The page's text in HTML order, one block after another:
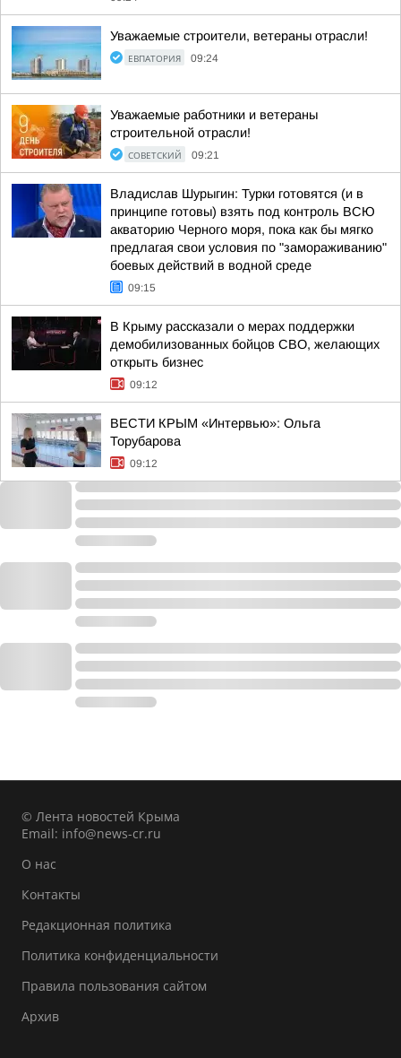
Уважаемые строители, ветераны отрасли!
ЕВПАТОРИЯ 09:24
Уважаемые работники и ветераны
строительной отрасли!
СОВЕТСКИЙ 09:21
Владислав Шурыгин: Турки готовятся (и в
принципе готовы) взять под контроль ВСЮ
акваторию Черного моря, пока как бы мягко
предлагая свои условия по "замораживанию"
боевых действий в водной среде
09:15
В Крыму рассказали о мерах поддержки
демобилизованных бойцов СВО, желающих
открыть бизнес
09:12
ВЕСТИ КРЫМ «Интервью»: Ольга
Торубарова
09:12
© Лента новостей Крыма
Email: info@news-cr.ru
О нас
Контакты
Редакционная политика
Политика конфиденциальности
Правила пользования сайтом
Архив